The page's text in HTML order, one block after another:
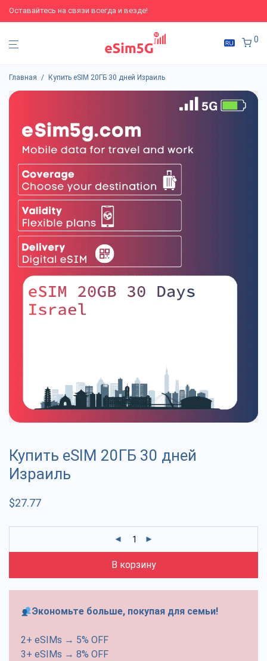
Оставайтесь на связи всегда и везде!
0
Главная / Купить eSIM 20ГБ 30 дней Израиль
Купить eSIM 20ГБ 30 дней
Израиль
$27.77
В корзину
Экономьте больше, покупая для семьи!
2+ eSIMs → 5% OFF
3+ eSIMs → 8% OFF